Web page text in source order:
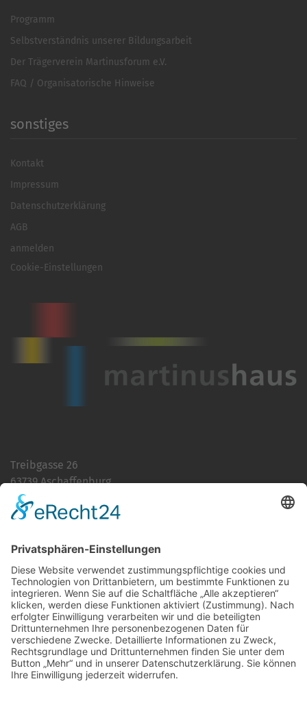
Programm
Selbstverständnis unserer Bildungsarbeit
Der Trägerverein Martinusforum e.V.
FAQ / Organisatorische Hinweise
sonstiges
Kontakt
Impressum
Datenschutzerklärung
AGB
anmelden
Cookie-Einstellungen
Treibgasse 26
63739 Aschaffenburg
Telefon:06021 392-0
E-Mailinfo@martinushaus.de
Mo–Fr8.30 – 12.00 Uhr
Mo–Do13.00 – 16.00 Uhr